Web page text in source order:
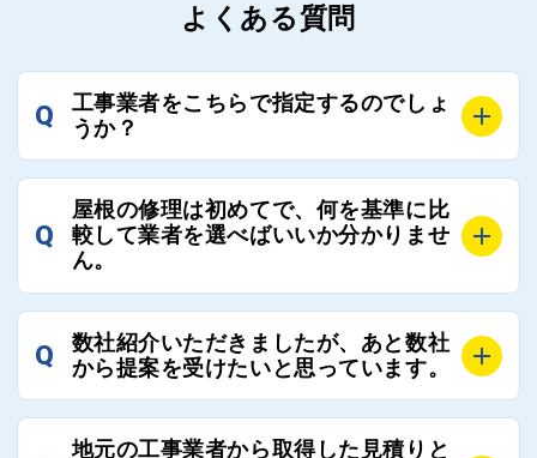
よくある質問
Q
工事業者をこちらで指定するのでしょ
うか？
お客様のご要望をお聞きし、条件に合った工事業者を
最大3社まで選定し、ご紹介いたします。
そのため、お客様に比較する業者を選定いただく必要
Q
屋根の修理は初めてで、何を基準に比
較して業者を選べばいいか分かりませ
ん。
選定基準はお客様によって異なりますが、価格はもち
ろんのこと、実績面や保証面、担当者の人柄や社歴、
し、総合的に判断ください。
また、選定に迷った際などは屋根コネクト事務局へご
Q
数社紹介いただきましたが、あと数社
から提案を受けたいと思っています。
全国300社以上の登録業者がございますので、プラス
地元の工事業者から取得した見積りと